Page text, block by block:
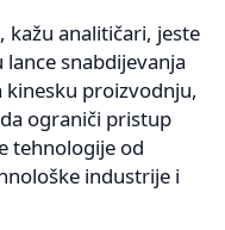
kažu analitičari, jeste
snabdijevanja
kinesku proizvodnju,
ograniči pristup
tehnologije od
industrije i